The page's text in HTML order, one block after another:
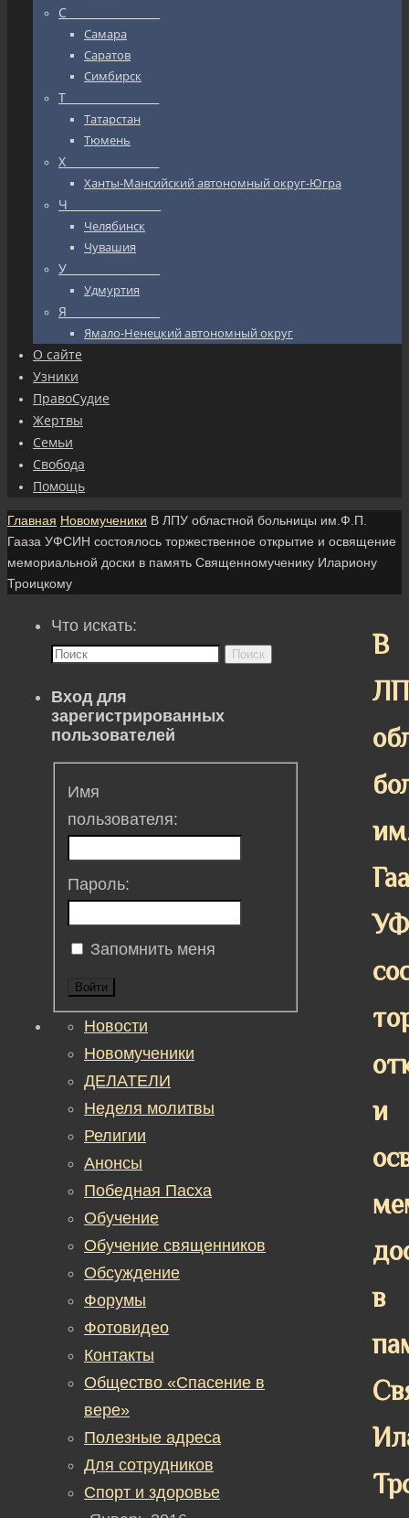
С_________________
Самара
Саратов
Симбирск
Т_________________
Татарстан
Тюмень
Х_________________
Ханты-Мансийский автономный округ-Югра
Ч_________________
Челябинск
Чувашия
У_________________
Удмуртия
Я_________________
Ямало-Ненецкий автономный округ
О сайте
Узники
ПравоСудие
Жертвы
Семьи
Свобода
Помощь
Главная Новомученики В ЛПУ областной больницы им.Ф.П.
Гааза УФСИН состоялось торжественное открытие и освящение
мемориальной доски в память Священномученику Илариону
Троицкому
В
и
в
Что искать:
Поиск
Вход для
зарегистрированных
пользователей
Имя
пользователя:
Пароль:
Запомнить меня
Войти
Новости
Новомученики
ДЕЛАТЕЛИ
Неделя молитвы
Религии
Анонсы
Победная Пасха
Обучение
Обучение священников
Обсуждение
Форумы
Фотовидео
Контакты
Общество «Спасение в
вере»
Полезные адреса
Для сотрудников
Спорт и здоровье